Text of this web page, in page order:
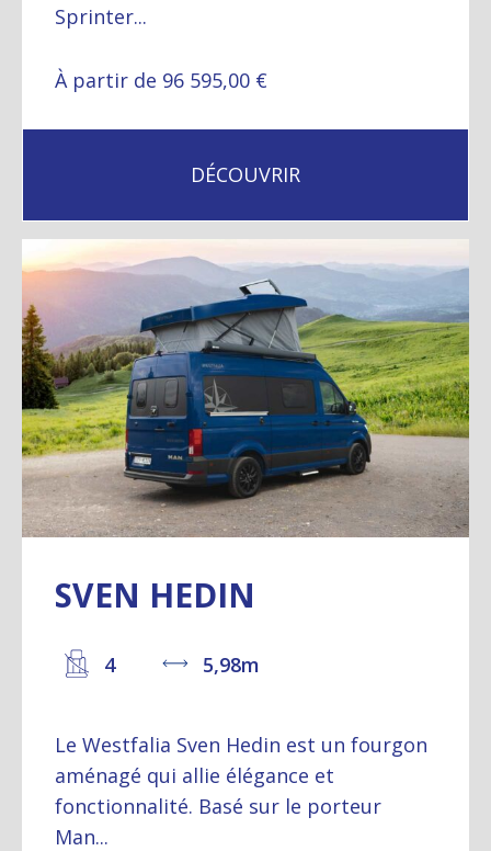
Sprinter...
À partir de 96 595,00 €
DÉCOUVRIR
SVEN HEDIN
4 5,98m
Le Westfalia Sven Hedin est un fourgon
aménagé qui allie élégance et
fonctionnalité. Basé sur le porteur
Man...